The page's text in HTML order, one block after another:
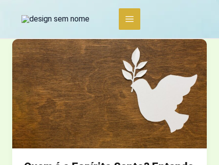
conteúdo